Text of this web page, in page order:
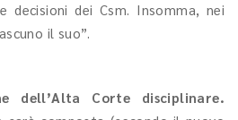
decisioni dei Csm. Insomma, nei
il suo”.
dell’Alta Corte disciplinare.